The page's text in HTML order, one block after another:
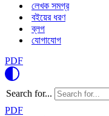
লেখক সমগ্র
বইয়ের ধরণ
ব্লগ
যোগাযোগ
PDF
Search for...
PDF